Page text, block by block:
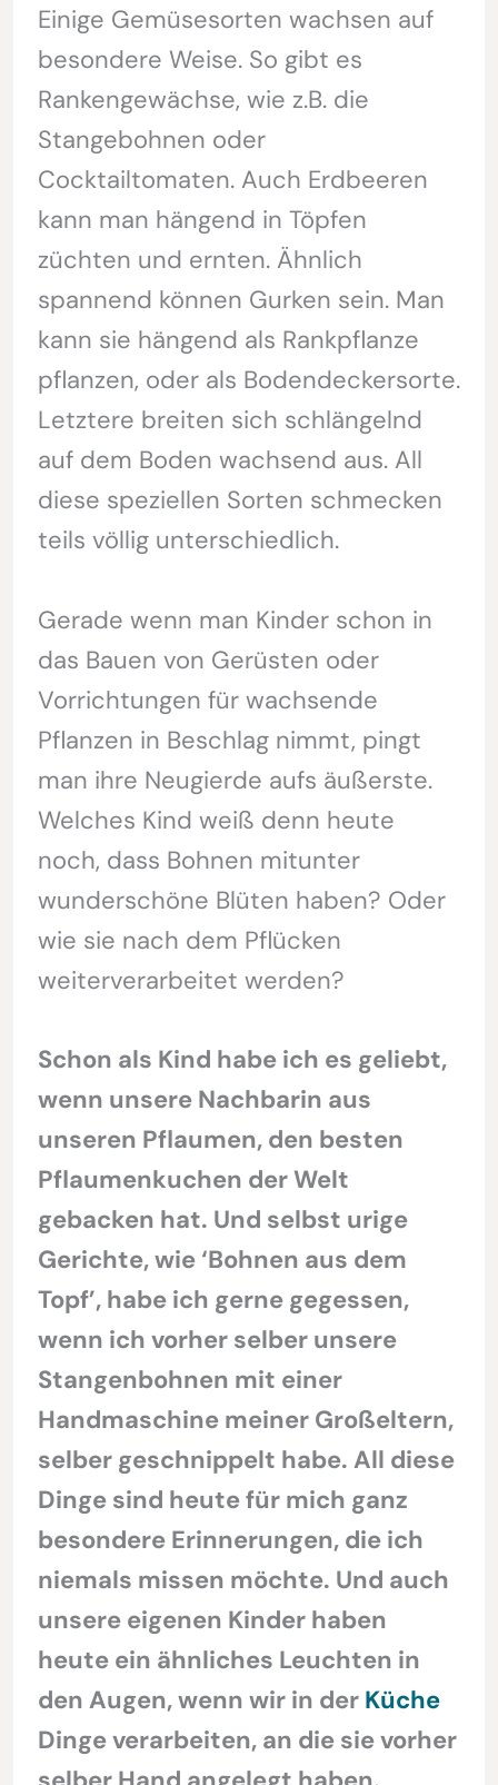
Einige Gemüsesorten wachsen auf
besondere Weise. So gibt es
Rankengewächse, wie z.B. die
Stangebohnen oder
Cocktailtomaten. Auch Erdbeeren
kann man hängend in Töpfen
züchten und ernten. Ähnlich
spannend können Gurken sein. Man
kann sie hängend als Rankpflanze
pflanzen, oder als Bodendeckersorte.
Letztere breiten sich schlängelnd
auf dem Boden wachsend aus. All
diese speziellen Sorten schmecken
teils völlig unterschiedlich.
Gerade wenn man Kinder schon in
das Bauen von Gerüsten oder
Vorrichtungen für wachsende
Pflanzen in Beschlag nimmt, pingt
man ihre Neugierde aufs äußerste.
Welches Kind weiß denn heute
noch, dass Bohnen mitunter
wunderschöne Blüten haben? Oder
wie sie nach dem Pflücken
weiterverarbeitet werden?
Schon als Kind habe ich es geliebt,
wenn unsere Nachbarin aus
unseren Pflaumen, den besten
Pflaumenkuchen der Welt
gebacken hat. Und selbst urige
Gerichte, wie ‘Bohnen aus dem
Topf’, habe ich gerne gegessen,
wenn ich vorher selber unsere
Stangenbohnen mit einer
Handmaschine meiner Großeltern,
selber geschnippelt habe. All diese
Dinge sind heute für mich ganz
besondere Erinnerungen, die ich
niemals missen möchte. Und auch
unsere eigenen Kinder haben
heute ein ähnliches Leuchten in
den Augen, wenn wir in der Küche
Dinge verarbeiten, an die sie vorher